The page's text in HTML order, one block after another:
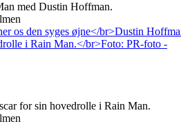
med Dustin Hoffman.
for sin hovedrolle i Rain Man.